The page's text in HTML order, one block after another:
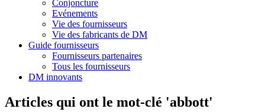
Conjoncture
Evénements
Vie des fournisseurs
Vie des fabricants de DM
Guide fournisseurs
Fournisseurs partenaires
Tous les fournisseurs
DM innovants
Articles qui ont le mot-clé 'abbott'